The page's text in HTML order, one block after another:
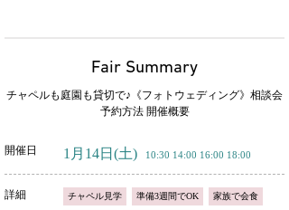
Fair Summary
チャペルも庭園も貸切で♪《フォトウェディング》相談会
予約方法 開催概要
開催日 1月14日 (土) 10:30 14:00 16:00 18:00
詳細 チャペル見学 準備3週間でOK 家族で会食